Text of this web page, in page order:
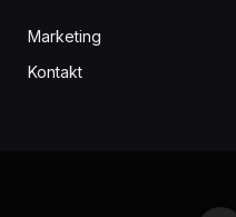
Marketing
Kontakt